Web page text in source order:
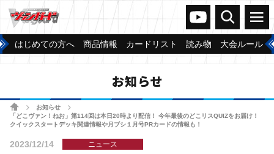
ヴァンガードch
検索 メニュー
はじめての方へ 商品情報 カードリスト 読み物 大会ルール
お知らせ
ホームお知らせ
「どこヴァン！ねお」第114回は本日20時より配信！ 今年最後のどこリスQUIZをお届け！
クイックスタートデッキ関連情報や月ブシ１月号PRカードの情報も！
2023/12/14 ニュース